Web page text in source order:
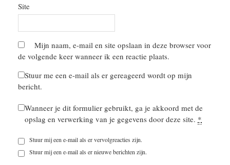
Site
Mijn naam, e-mail en site opslaan in deze browser voor
de volgende keer wanneer ik een reactie plaats.
Stuur me een e-mail als er gereageerd wordt op mijn
bericht.
Wanneer je dit formulier gebruikt, ga je akkoord met de
opslag en verwerking van je gegevens door deze site. *
Stuur mij een e-mail als er vervolgreacties zijn.
Stuur mij een e-mail als er nieuwe berichten zijn.